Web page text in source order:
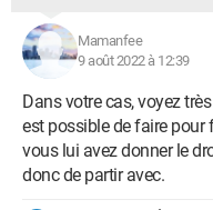
Mamanfee
9 août 2022 à 12:39
Dans votre cas, voyez
est possible de faire pour
vous lui avez donner le
donc de partir avec.